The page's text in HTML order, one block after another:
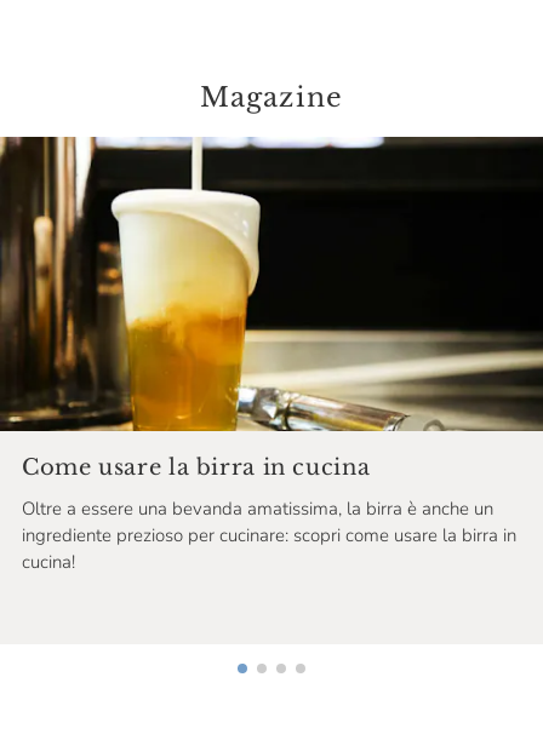
Magazine
Come usare la birra in cucina
Oltre a essere una bevanda amatissima, la birra è anche un
ingrediente prezioso per cucinare: scopri come usare la birra in
cucina!